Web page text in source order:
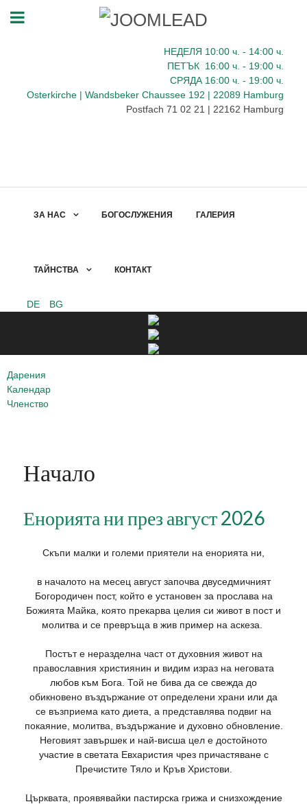
НЕДЕЛЯ 10:00 ч. - 14:00 ч.
ПЕТЪК 16:00 ч. - 19:00 ч.
СРЯДА 16:00 ч. - 19:00 ч.
Osterkirche | Wandsbeker Chaussee 192 | 22089 Hamburg
Postfach 71 02 21 | 22162 Hamburg
ЗА НАС БОГОСЛУЖЕНИЯ ГАЛЕРИЯ
ТАЙНСТВА КОНТАКТ
DE BG
Дарения
Календар
Членство
Начало
Енорията ни през август 2026
Скъпи малки и големи приятели на енорията ни,
в началото на месец август започва двуседмичният
Богородичен пост, който е установен за прослава на
Божията Майка, която прекарва целия си живот в пост и
молитва и се превръща в жив пример на аскеза.
Постът е неразделна част от духовния живот на
православния християнин и видим израз на неговата
любов към Бога. Той не бива да се свежда до
обикновено въздържание от определени храни или да
се възприема като диета, а представлява подвиг на
покаяние, молитва, въздържание и духовно обновление.
Неговият завършек и най-висша цел е достойното
участие в светата Евхаристия чрез причастяване с
Пречистите Тяло и Кръв Христови.
Църквата, проявявайки пастирска грижа и снизхождение